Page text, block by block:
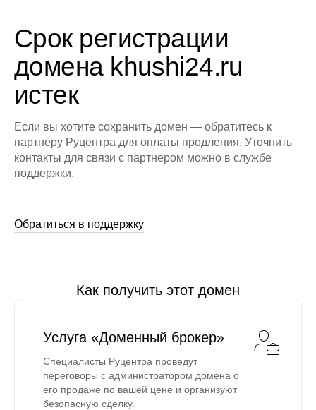
Срок регистрации
домена khushi24.ru
истек
Если вы хотите сохранить домен — обратитесь к
партнеру Руцентра для оплаты продления. Уточнить
контакты для связи с партнером можно в службе
поддержки.
Обратиться в поддержку
Как получить этот домен
Услуга «Доменный брокер»
Специалисты Руцентра проведут
переговоры с администратором домена о
его продаже по вашей цене и организуют
безопасную сделку.